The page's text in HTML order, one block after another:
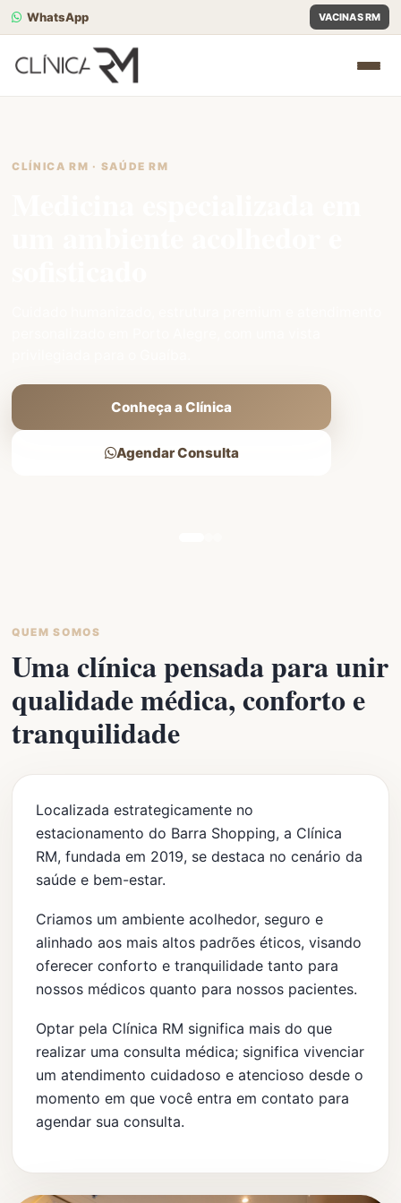
WhatsApp VACINAS RM
CLÍNICA RM · SAÚDE RM
Conheça a Clínica
Agendar Consulta
QUEM SOMOS
Uma clínica pensada para unir
qualidade médica, conforto e
tranquilidade
Localizada estrategicamente no
estacionamento do Barra Shopping, a Clínica
RM, fundada em 2019, se destaca no cenário da
saúde e bem-estar.
Criamos um ambiente acolhedor, seguro e
alinhado aos mais altos padrões éticos, visando
oferecer conforto e tranquilidade tanto para
nossos médicos quanto para nossos pacientes.
Optar pela Clínica RM significa mais do que
realizar uma consulta médica; significa vivenciar
um atendimento cuidadoso e atencioso desde o
momento em que você entra em contato para
agendar sua consulta.